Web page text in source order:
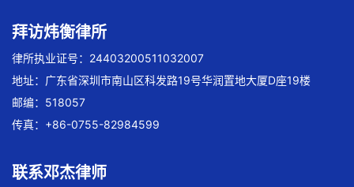
拜访炜衡律所
律所执业证号：24403200511032007
地址：广东省深圳市南山区科发路19号华润置地大厦D座19楼
邮编：518057
传真：+86-0755-82984599
联系邓杰律师